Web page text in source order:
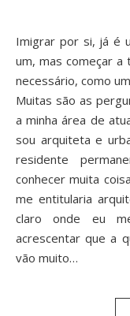
Imigrar por si, já é um grande passo na vida de qualquer
um, mas começar a
necessário, como
Muitas são as
a minha área de
sou arquiteta e
residente
conhecer muita
me entitularia
claro onde eu
acrescentar que a
vão muito…